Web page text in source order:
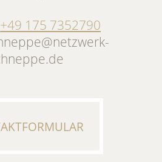
+49 175 7352790